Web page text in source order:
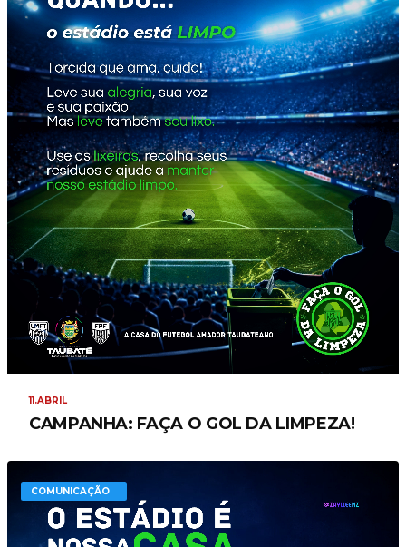
11.ABRIL
CAMPANHA: FAÇA O GOL DA LIMPEZA!
COMUNICAÇÃO
COMUNICAÇÃO